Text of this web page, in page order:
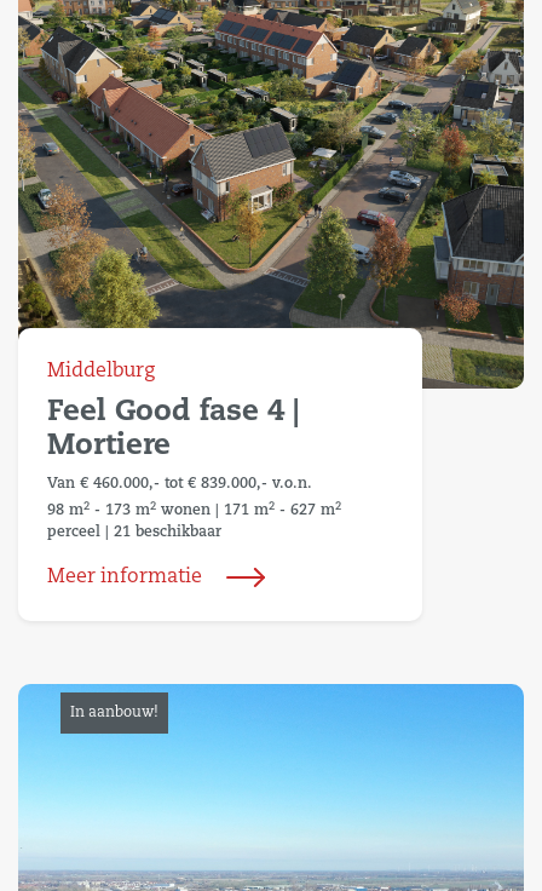
Middelburg
Feel Good fase 4 |
Mortiere
Van € 460.000,- tot € 839.000,- v.o.n.
98 m2 - 173 m2 wonen 171 m2 - 627 m2
perceel 21 beschikbaar
Meer informatie
In aanbouw!